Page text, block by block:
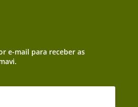
e-mail para receber as